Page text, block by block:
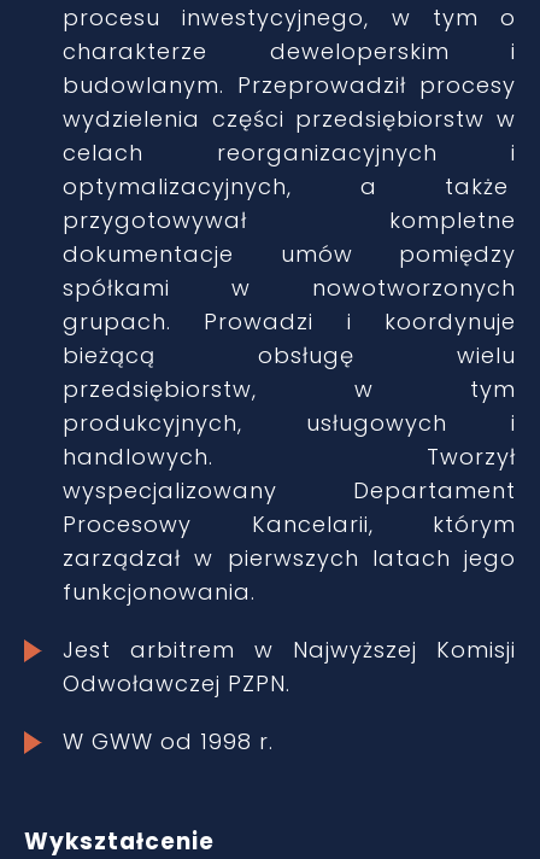
procesu inwestycyjnego, w tym o
charakterze deweloperskim i
budowlanym. Przeprowadził procesy
wydzielenia części przedsiębiorstw w
celach reorganizacyjnych i
optymalizacyjnych, a także
przygotowywał kompletne
dokumentacje umów pomiędzy
spółkami w nowotworzonych
grupach. Prowadzi i koordynuje
bieżącą obsługę wielu
przedsiębiorstw, w tym
produkcyjnych, usługowych i
handlowych. Tworzył
wyspecjalizowany Departament
Procesowy Kancelarii, którym
zarządzał w pierwszych latach jego
funkcjonowania.
Jest arbitrem w Najwyższej Komisji
Odwoławczej PZPN.
W GWW od 1998 r.
Wykształcenie